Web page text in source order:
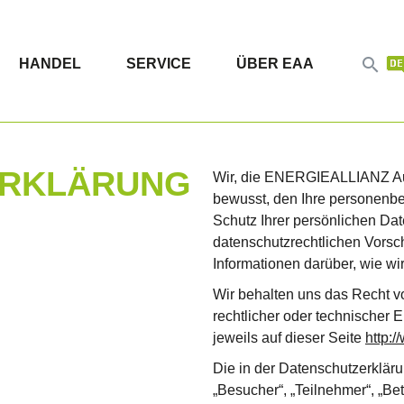
HANDEL SERVICE ÜBER EAA 
Wir, die ENERGIEALLIANZ
bewusst, den Ihre
Schutz Ihrer persönlichen
datenschutzrechtlichen
Informationen darüber, wie
Wir behalten uns das Recht
rechtlicher oder technischer
jeweils auf dieser Seite
Die in der
„Besucher“, „Teilnehmer“,